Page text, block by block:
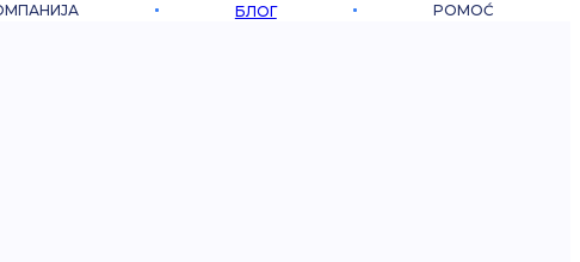
БЛОГ POMOĆ